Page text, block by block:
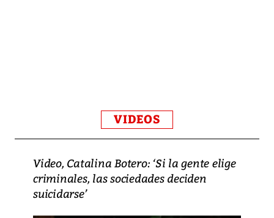
VIDEOS
Video, Catalina Botero: ‘Si la gente elige
criminales, las sociedades deciden
suicidarse’